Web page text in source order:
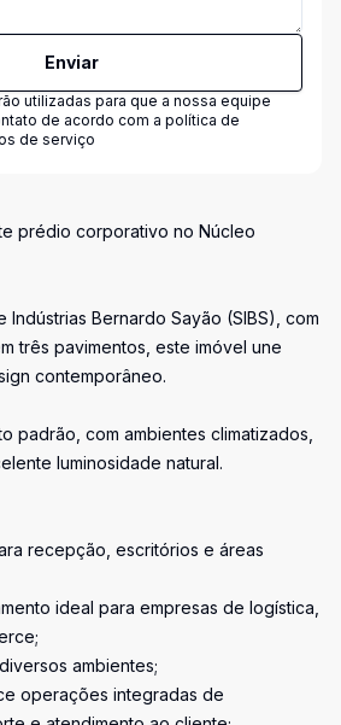
Enviar
utilizadas para que a nossa equipe
de acordo com a política de
de serviço
prédio corporativo no Núcleo
Bernardo Sayão (SIBS), com
três pavimentos, este imóvel une
contemporâneo.
padrão, com ambientes climatizados,
luminosidade natural.
recepção, escritórios e áreas
ideal para empresas de logística,
ambientes;
operações integradas de